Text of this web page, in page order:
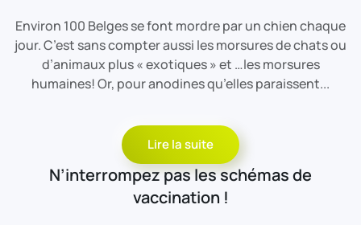
Environ 100 Belges se font mordre par un chien chaque
jour. C’est sans compter aussi les morsures de chats ou
d’animaux plus « exotiques » et …les morsures
humaines! Or, pour anodines qu’elles paraissent...
Lire la suite
N’interrompez pas les schémas de
vaccination !